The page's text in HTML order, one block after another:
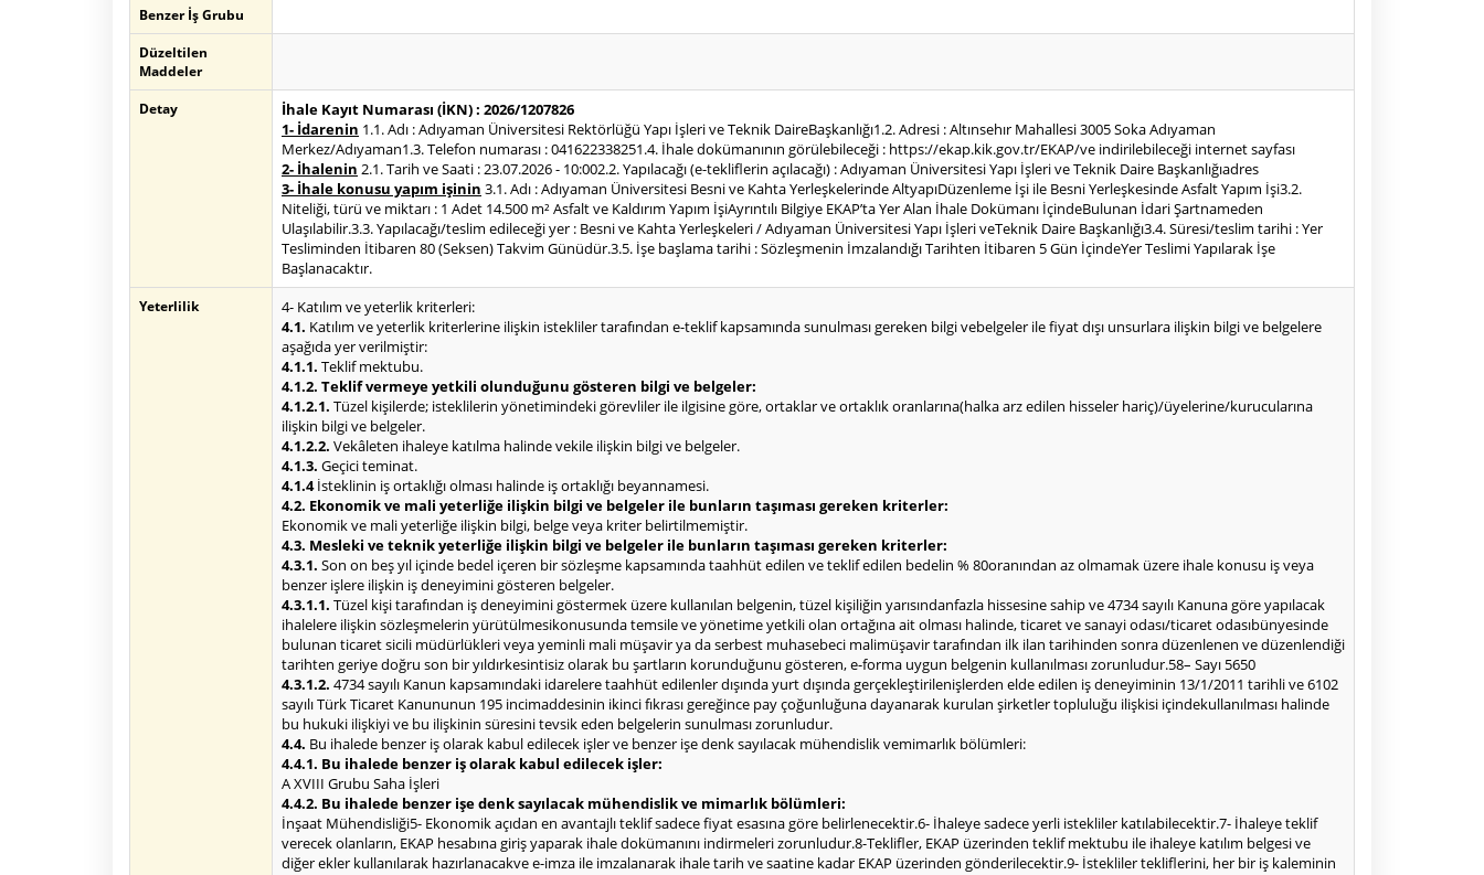
Benzer İş Grubu
Düzeltilen
Maddeler
Detay
İhale Kayıt Numarası (İKN) : 2026/1207826
1- İdarenin 1.1. Adı : Adıyaman Üniversitesi Rektörlüğü Yapı İşleri ve Teknik DaireBaşkanlığı1.2. Adresi : Altınsehır Mahallesi 3005 Soka Adıyaman
Merkez/Adıyaman1.3. Telefon numarası : 041622338251.4. İhale dokümanının görülebileceği : https://ekap.kik.gov.tr/EKAP/ve indirilebileceği internet sayfası
2- İhalenin 2.1. Tarih ve Saati : 23.07.2026 - 10:002.2. Yapılacağı (e-tekliflerin açılacağı) : Adıyaman Üniversitesi Yapı İşleri ve Teknik Daire Başkanlığıadres
3- İhale konusu yapım işinin 3.1. Adı : Adıyaman Üniversitesi Besni ve Kahta Yerleşkelerinde AltyapıDüzenleme İşi ile Besni Yerleşkesinde Asfalt Yapım İşi3.2.
Niteliği, türü ve miktarı : 1 Adet 14.500 m² Asfalt ve Kaldırım Yapım İşiAyrıntılı Bilgiye EKAP’ta Yer Alan İhale Dokümanı İçindeBulunan İdari Şartnameden
Ulaşılabilir.3.3. Yapılacağı/teslim edileceği yer : Besni ve Kahta Yerleşkeleri / Adıyaman Üniversitesi Yapı İşleri veTeknik Daire Başkanlığı3.4. Süresi/teslim tarihi : Yer
Tesliminden İtibaren 80 (Seksen) Takvim Günüdür.3.5. İşe başlama tarihi : Sözleşmenin İmzalandığı Tarihten İtibaren 5 Gün İçindeYer Teslimi Yapılarak İşe
Başlanacaktır.
Yeterlilik
4- Katılım ve yeterlik kriterleri:
4.1. Katılım ve yeterlik kriterlerine ilişkin istekliler tarafından e-teklif kapsamında sunulması gereken bilgi vebelgeler ile fiyat dışı unsurlara ilişkin bilgi ve belgelere
aşağıda yer verilmiştir:
4.1.1. Teklif mektubu.
4.1.2. Teklif vermeye yetkili olunduğunu gösteren bilgi ve belgeler:
4.1.2.1. Tüzel kişilerde; isteklilerin yönetimindeki görevliler ile ilgisine göre, ortaklar ve ortaklık oranlarına(halka arz edilen hisseler hariç)/üyelerine/kurucularına
ilişkin bilgi ve belgeler.
4.1.2.2. Vekâleten ihaleye katılma halinde vekile ilişkin bilgi ve belgeler.
4.1.3. Geçici teminat.
4.1.4İsteklinin iş ortaklığı olması halinde iş ortaklığı beyannamesi.
4.2. Ekonomik ve mali yeterliğe ilişkin bilgi ve belgeler ile bunların taşıması gereken kriterler:
Ekonomik ve mali yeterliğe ilişkin bilgi, belge veya kriter belirtilmemiştir.
4.3. Mesleki ve teknik yeterliğe ilişkin bilgi ve belgeler ile bunların taşıması gereken kriterler:
4.3.1. Son on beş yıl içinde bedel içeren bir sözleşme kapsamında taahhüt edilen ve teklif edilen bedelin % 80oranından az olmamak üzere ihale konusu iş veya
benzer işlere ilişkin iş deneyimini gösteren belgeler.
4.3.1.1. Tüzel kişi tarafından iş deneyimini göstermek üzere kullanılan belgenin, tüzel kişiliğin yarısındanfazla hissesine sahip ve 4734 sayılı Kanuna göre yapılacak
ihalelere ilişkin sözleşmelerin yürütülmesikonusunda temsile ve yönetime yetkili olan ortağına ait olması halinde, ticaret ve sanayi odası/ticaret odasıbünyesinde
bulunan ticaret sicili müdürlükleri veya yeminli mali müşavir ya da serbest muhasebeci malimüşavir tarafından ilk ilan tarihinden sonra düzenlenen ve düzenlendiği
tarihten geriye doğru son bir yıldırkesintisiz olarak bu şartların korunduğunu gösteren, e-forma uygun belgenin kullanılması zorunludur.58– Sayı 5650
4.3.1.2. 4734 sayılı Kanun kapsamındaki idarelere taahhüt edilenler dışında yurt dışında gerçekleştirilenişlerden elde edilen iş deneyiminin 13/1/2011 tarihli ve 6102
sayılı Türk Ticaret Kanununun 195 incimaddesinin ikinci fıkrası gereğince pay çoğunluğuna dayanarak kurulan şirketler topluluğu ilişkisi içindekullanılması halinde
bu hukuki ilişkiyi ve bu ilişkinin süresini tevsik eden belgelerin sunulması zorunludur.
4.4. Bu ihalede benzer iş olarak kabul edilecek işler ve benzer işe denk sayılacak mühendislik vemimarlık bölümleri:
4.4.1. Bu ihalede benzer iş olarak kabul edilecek işler:
A XVIII Grubu Saha İşleri
4.4.2. Bu ihalede benzer işe denk sayılacak mühendislik ve mimarlık bölümleri:
İnşaat Mühendisliği5- Ekonomik açıdan en avantajlı teklif sadece fiyat esasına göre belirlenecektir.6- İhaleye sadece yerli istekliler katılabilecektir.7- İhaleye teklif
verecek olanların, EKAP hesabına giriş yaparak ihale dokümanını indirmeleri zorunludur.8-Teklifler, EKAP üzerinden teklif mektubu ile ihaleye katılım belgesi ve
diğer ekler kullanılarak hazırlanacakve e-imza ile imzalanarak ihale tarih ve saatine kadar EKAP üzerinden gönderilecektir.9- İstekliler tekliflerini, her bir iş kaleminin